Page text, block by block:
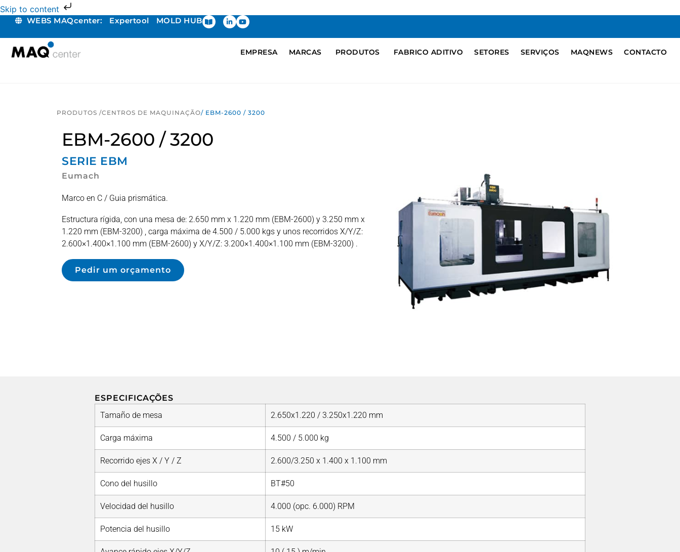
Skip to content
WEBS MAQcenter: Expertool MOLD HUB
EMPRESA MARCAS PRODUTOS FABRICO ADITIVO SETORES SERVIÇOS MAQNEWS CONTACTO
PRODUTOS /CENTROS DE MAQUINAÇÃO/ EBM-2600 / 3200
EBM-2600 / 3200
SERIE EBM
Eumach
Marco en C / Guia prismática.
Estructura rígida, con una mesa de: 2.650 mm x 1.220 mm (EBM-2600) y 3.250 mm x
1.220 mm (EBM-3200) , carga máxima de 4.500 / 5.000 kgs y unos recorridos X/Y/Z:
2.600×1.400×1.100 mm (EBM-2600) y X/Y/Z: 3.200×1.400×1.100 mm (EBM-3200) .
Pedir um orçamento
ESPECIFICAÇÕES
Tamaño de mesa
2.650x1.220 / 3.250x1.220 mm
Carga máxima 4.500 / 5.000 kg
Recorrido ejes X / Y / Z 2.600/3.250 x 1.400 x 1.100 mm
Cono del husillo BT#50
Velocidad del husillo 4.000 (opc. 6.000) RPM
Potencia del husillo 15 kW